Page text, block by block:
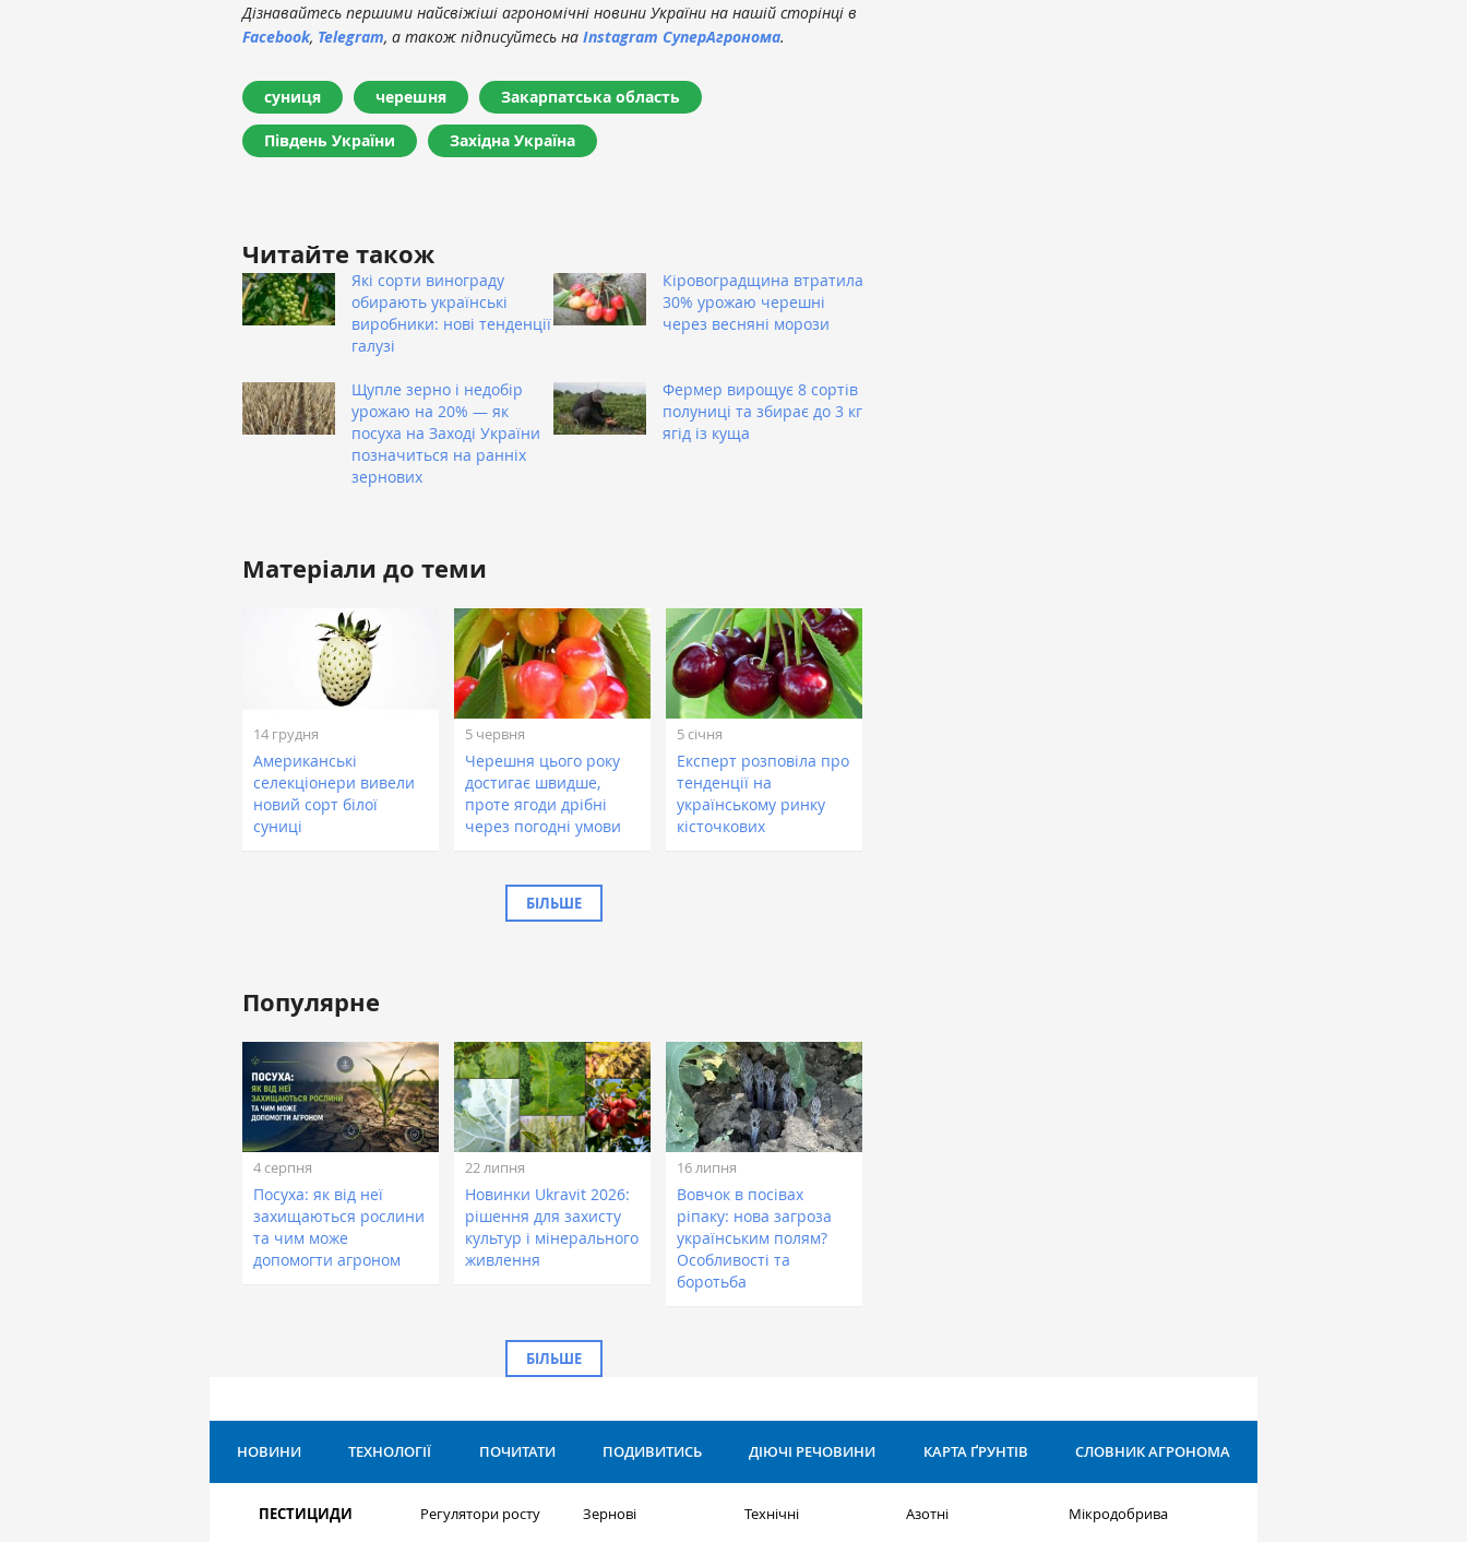
Дізнавайтесь першими найсвіжіші агрономічні новини України на нашій сторінці в
Facebook, Telegram, а також підписуйтесь на Instagram СуперАгронома.
суниця черешня Закарпатська область
Південь України Західна Україна
Читайте також
Які сорти винограду
обирають українські
виробники: нові тенденції
галузі
Кіровоградщина втратила
30% урожаю черешні
через весняні морози
Щупле зерно і недобір
урожаю на 20% — як
посуха на Заході України
позначиться на ранніх
зернових
Фермер вирощує 8 сортів
полуниці та збирає до 3 кг
ягід із куща
Матеріали до теми
14 грудня
Американські
селекціонери вивели
новий сорт білої
суниці
5 червня
Черешня цього року
достигає швидше,
проте ягоди дрібні
через погодні умови
5 січня
Експерт розповіла про
тенденції на
українському ринку
кісточкових
БІЛЬШЕ
Популярне
4 серпня
Посуха: як від неї
захищаються рослини
та чим може
допомогти агроном
22 липня
Новинки Ukravit 2026:
рішення для захисту
культур і мінерального
живлення
16 липня
Вовчок в посівах
ріпаку: нова загроза
українським полям?
Особливості та
боротьба
БІЛЬШЕ
НОВИНИ ТЕХНОЛОГІЇ ПОЧИТАТИ ПОДИВИТИСЬ ДІЮЧІ РЕЧОВИНИ КАРТА ҐРУНТІВ СЛОВНИК АГРОНОМА
ПЕСТИЦИДИ
Регулятори росту
Зернові
Технічні
Азотні
Мікродобрива